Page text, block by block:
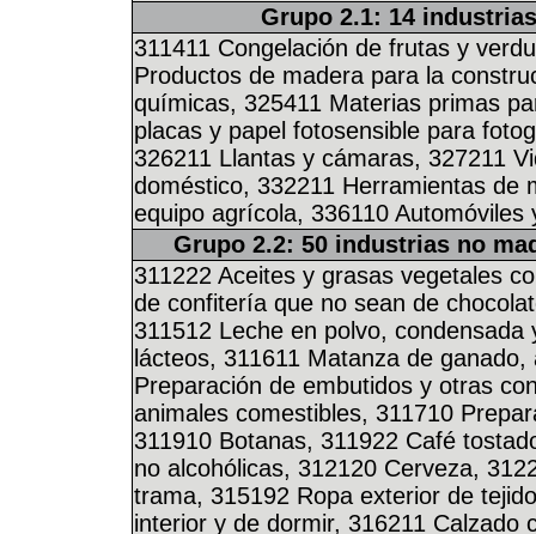
Grupo 2.1: 14
311411 Congelación de frutas y
Productos de madera para la
químicas, 325411 Materias primas
placas y papel fotosensible para
326211 Llantas y cámaras, 327211
doméstico, 332211 Herramientas de
equipo agrícola, 336110 Automóviles
Grupo 2.2: 50 industrias no
311222 Aceites y grasas vegetales
de confitería que no sean de
311512 Leche en polvo,
lácteos, 311611 Matanza de
Preparación de embutidos y otras
animales comestibles, 311710
311910 Botanas, 311922 Café
no alcohólicas, 312120 Cerveza,
trama, 315192 Ropa exterior de
interior y de dormir, 316211 Calzado